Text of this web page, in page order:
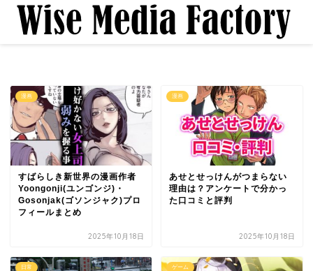
漫画
すばらしき新世界の漫画作者
Yoongonji(ユンゴンジ)・
Gosonjak(ゴソンジャク)プロ
フィールまとめ
2025年10月18日
漫画
あせとせっけんがつまらない
理由は？アンケートで分かっ
た口コミと評判
2025年10月18日
日常 ゲーム